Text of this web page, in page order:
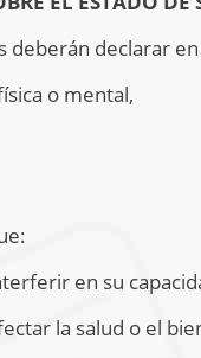
deberán declarar
o mental,
en su
la salud o el